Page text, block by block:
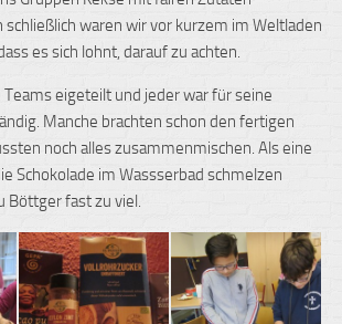
waren wir vor kurzem im Weltladen
es sich lohnt, darauf zu achten.
eigeteilt und jeder war für seine
Manche brachten schon den fertigen
noch alles zusammenmischen. Als eine
Schokolade im Wassserbad schmelzen
Böttger fast zu viel.